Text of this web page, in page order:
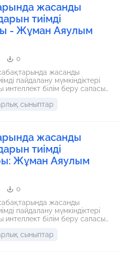
жасанды
тиімді
- Жұман Аяулым
0
жасанды
пайдалану мүмкіндіктері
білім беру сапасын
ықпал етеді.
сыныптар
жасанды
тиімді
Жұман Аяулым
0
жасанды
пайдалану мүмкіндіктері
білім беру сапасын
ықпал етеді.
сыныптар